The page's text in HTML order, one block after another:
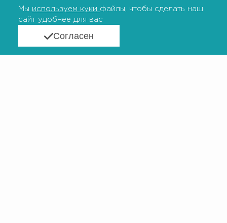
Доступность инновационной генетической
терапии для пациентов с орфанными
заболеваниями в России
Мы используем куки файлы, чтобы сделать наш
сайт удобнее для вас
Согласен